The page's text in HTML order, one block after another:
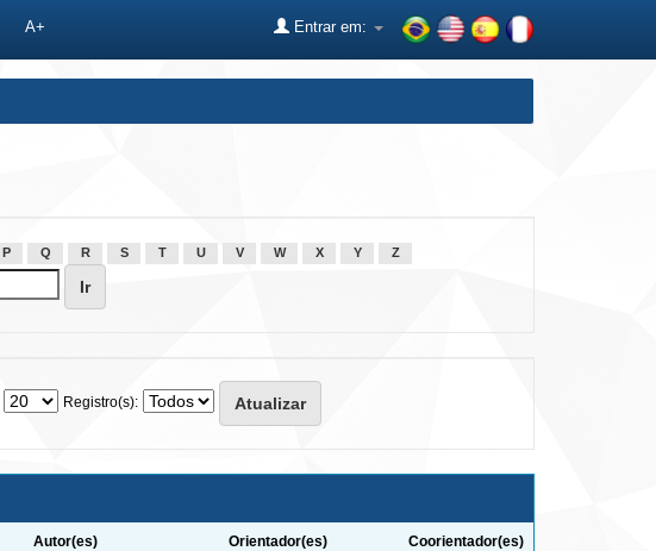
A+ Entrar em:
P Q R S T U V W X Y Z
Registro(s):
Autor(es) Orientador(es) Coorientador(es)